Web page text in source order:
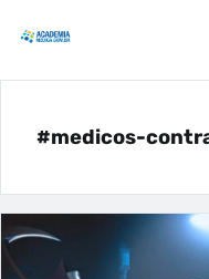
#medicos-